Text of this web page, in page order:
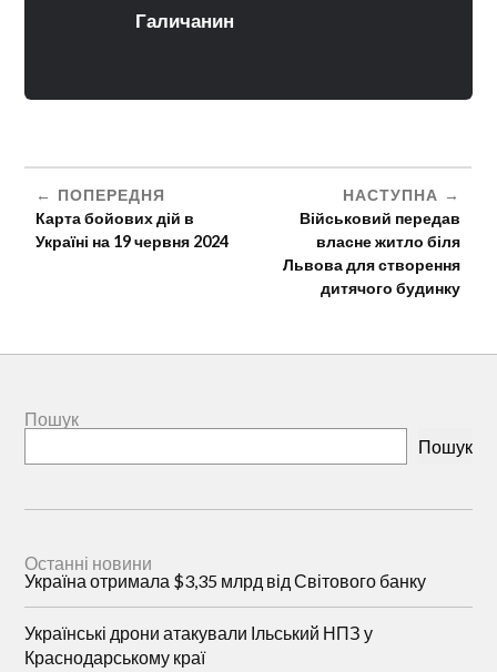
Галичанин
ПОПЕРЕДНЯ
Карта бойових дій в
Україні на 19 червня 2024
НАСТУПНА
Військовий передав
власне житло біля
Львова для створення
дитячого будинку
Пошук
Пошук
Останні новини
Україна отримала $3,35 млрд від Світового банку
Українські дрони атакували Ільський НПЗ у
Краснодарському краї